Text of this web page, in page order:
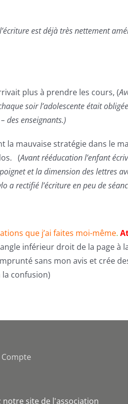
est déjà très nettement
plus à prendre les cours, (
soir l’adolescente était
des enseignants.)
la mauvaise stratégie dans le
(Avant rééducation l’enfant
et la dimension des lettres
a rectifié l’écriture en peu de
que j’ai faites moi-même.
inférieur droit de la page à
sans mon avis et crée
confusion)
notre site de l'association